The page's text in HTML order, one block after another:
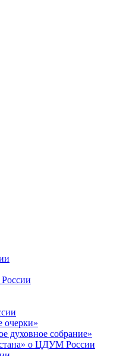
очерки»
духовное собрание»
о ЦДУМ России